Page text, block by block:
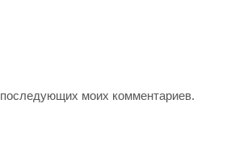
моих комментариев.